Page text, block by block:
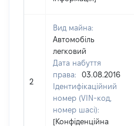
2
Вид майна:
Автомобіль
легковий
Дата набуття
права:
03.08.2016
Ідентифікаційний
номер (VIN-код,
номер шасі):
[Конфіденційна